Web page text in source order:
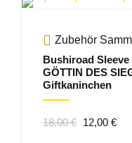
Zubehör
Bushiroad
GÖTTIN DES
Giftkaninchen
18,00€ 12,00 €